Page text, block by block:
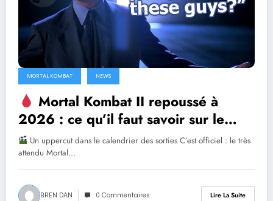
MORTAL KOMBAT NEWS
Mortal Kombat II repoussé à
2026 : ce qu’il faut savoir sur le
report surprise du film
Un uppercut dans le calendrier des sorties C’est officiel : le très
attendu Mortal…
BREN DAN 0 Commentaires Lire La Suite